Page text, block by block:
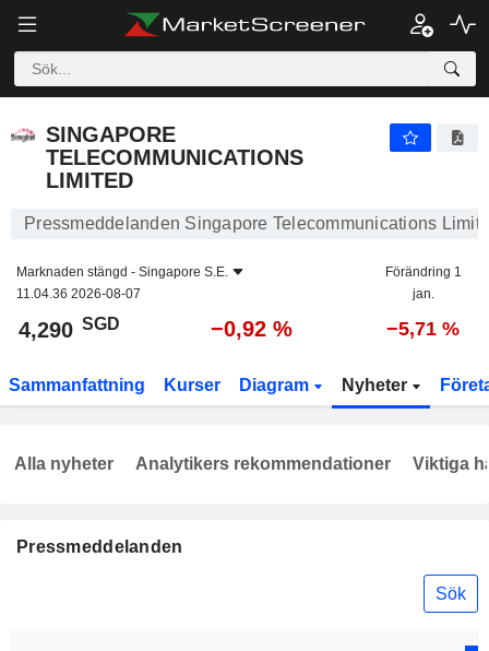
SINGAPORE
TELECOMMUNICATIONS
LIMITED
Pressmeddelanden Singapore Telecommunications
Marknaden stängd - Singapore S.E.
11.04.36 2026-08-07
Förändring 1
jan.
4,290 SGD −0,92 % −5,71 %
Sammanfattning Kurser Diagram Nyheter
Pressmeddelanden
Sök
Alla nyheter Analytikers rekommendationer Viktiga